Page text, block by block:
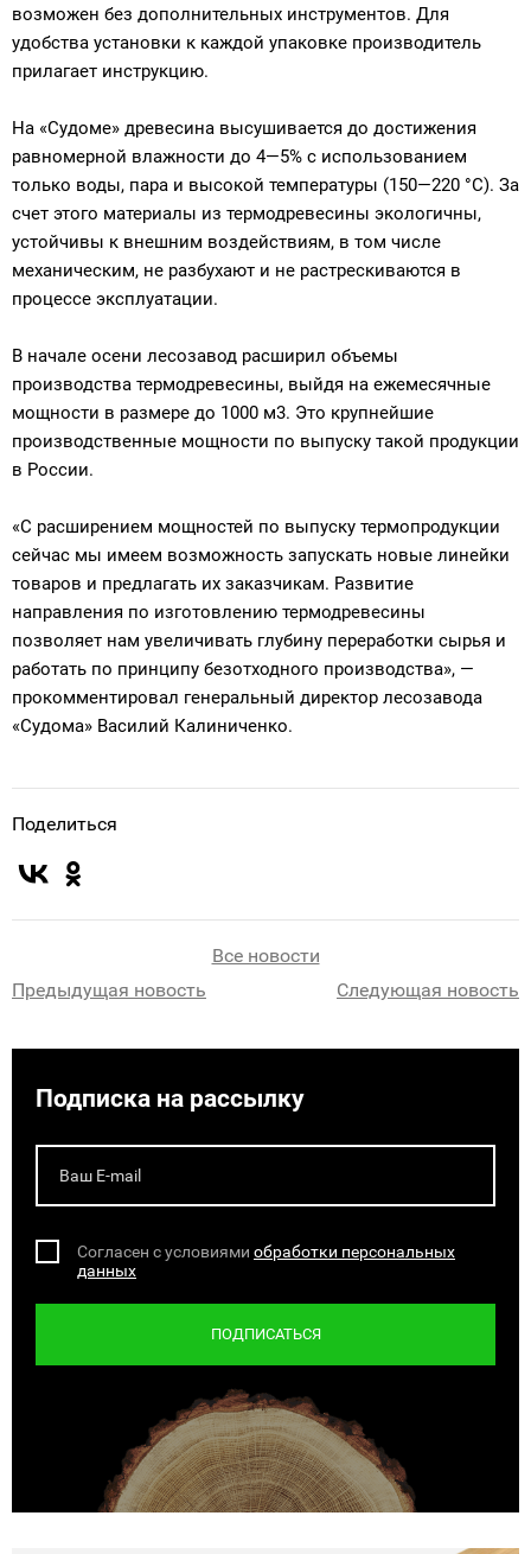
возможен без дополнительных инструментов. Для
удобства установки к каждой упаковке производитель
прилагает инструкцию.
На «Судоме» древесина высушивается до достижения
равномерной влажности до 4—5% с использованием
только воды, пара и высокой температуры (150—220 °С). За
счет этого материалы из термодревесины экологичны,
устойчивы к внешним воздействиям, в том числе
механическим, не разбухают и не растрескиваются в
процессе эксплуатации.
В начале осени лесозавод расширил объемы
производства термодревесины, выйдя на ежемесячные
мощности в размере до 1000 м3. Это крупнейшие
производственные мощности по выпуску такой продукции
в России.
«С расширением мощностей по выпуску термопродукции
сейчас мы имеем возможность запускать новые линейки
товаров и предлагать их заказчикам. Развитие
направления по изготовлению термодревесины
позволяет нам увеличивать глубину переработки сырья и
работать по принципу безотходного производства», —
прокомментировал генеральный директор лесозавода
«Судома» Василий Калиниченко.
Поделиться
Предыдущая новость
Все новости
Следующая новость
Подписка на рассылку
Согласен с условиями обработки персональных
данных
ПОДПИСАТЬСЯ